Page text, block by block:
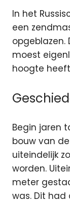
In het
een
moest
hoogte
Begin jaren
bouw van
uiteindelijk
worden.
meter
was. Dit